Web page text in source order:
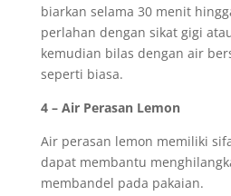
biarkan selama 30 menit
perlahan dengan sikat gigi
kemudian bilas dengan air
seperti biasa.
4 – Air Perasan Lemon
Air perasan lemon memiliki
dapat membantu
membandel pada pakaian.